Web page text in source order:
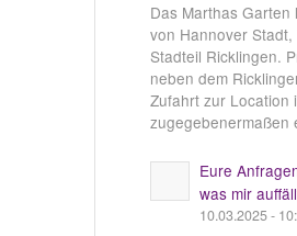
Das Marthas Garten
von Hannover Stadt,
Stadteil Ricklingen.
neben dem
Zufahrt zur Location
zugegebenermaßen
Eure
was mir
10.03.2025 -